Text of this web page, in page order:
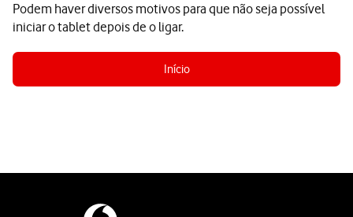
Podem haver diversos motivos para que não seja possível
iniciar o tablet depois de o ligar.
Início